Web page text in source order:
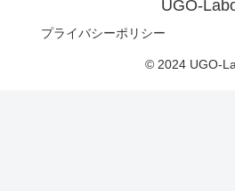
UGO-
プライバシーポリシー
© 2024 UGO-